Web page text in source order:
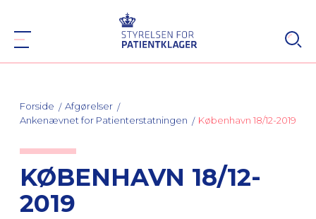
Forside
Afgørelser
Ankenævnet for Patienterstatningen
København 18/12-2019
KØBENHAVN 18/12-
2019